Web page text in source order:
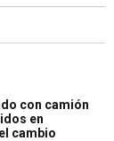
con camión
en
cambio